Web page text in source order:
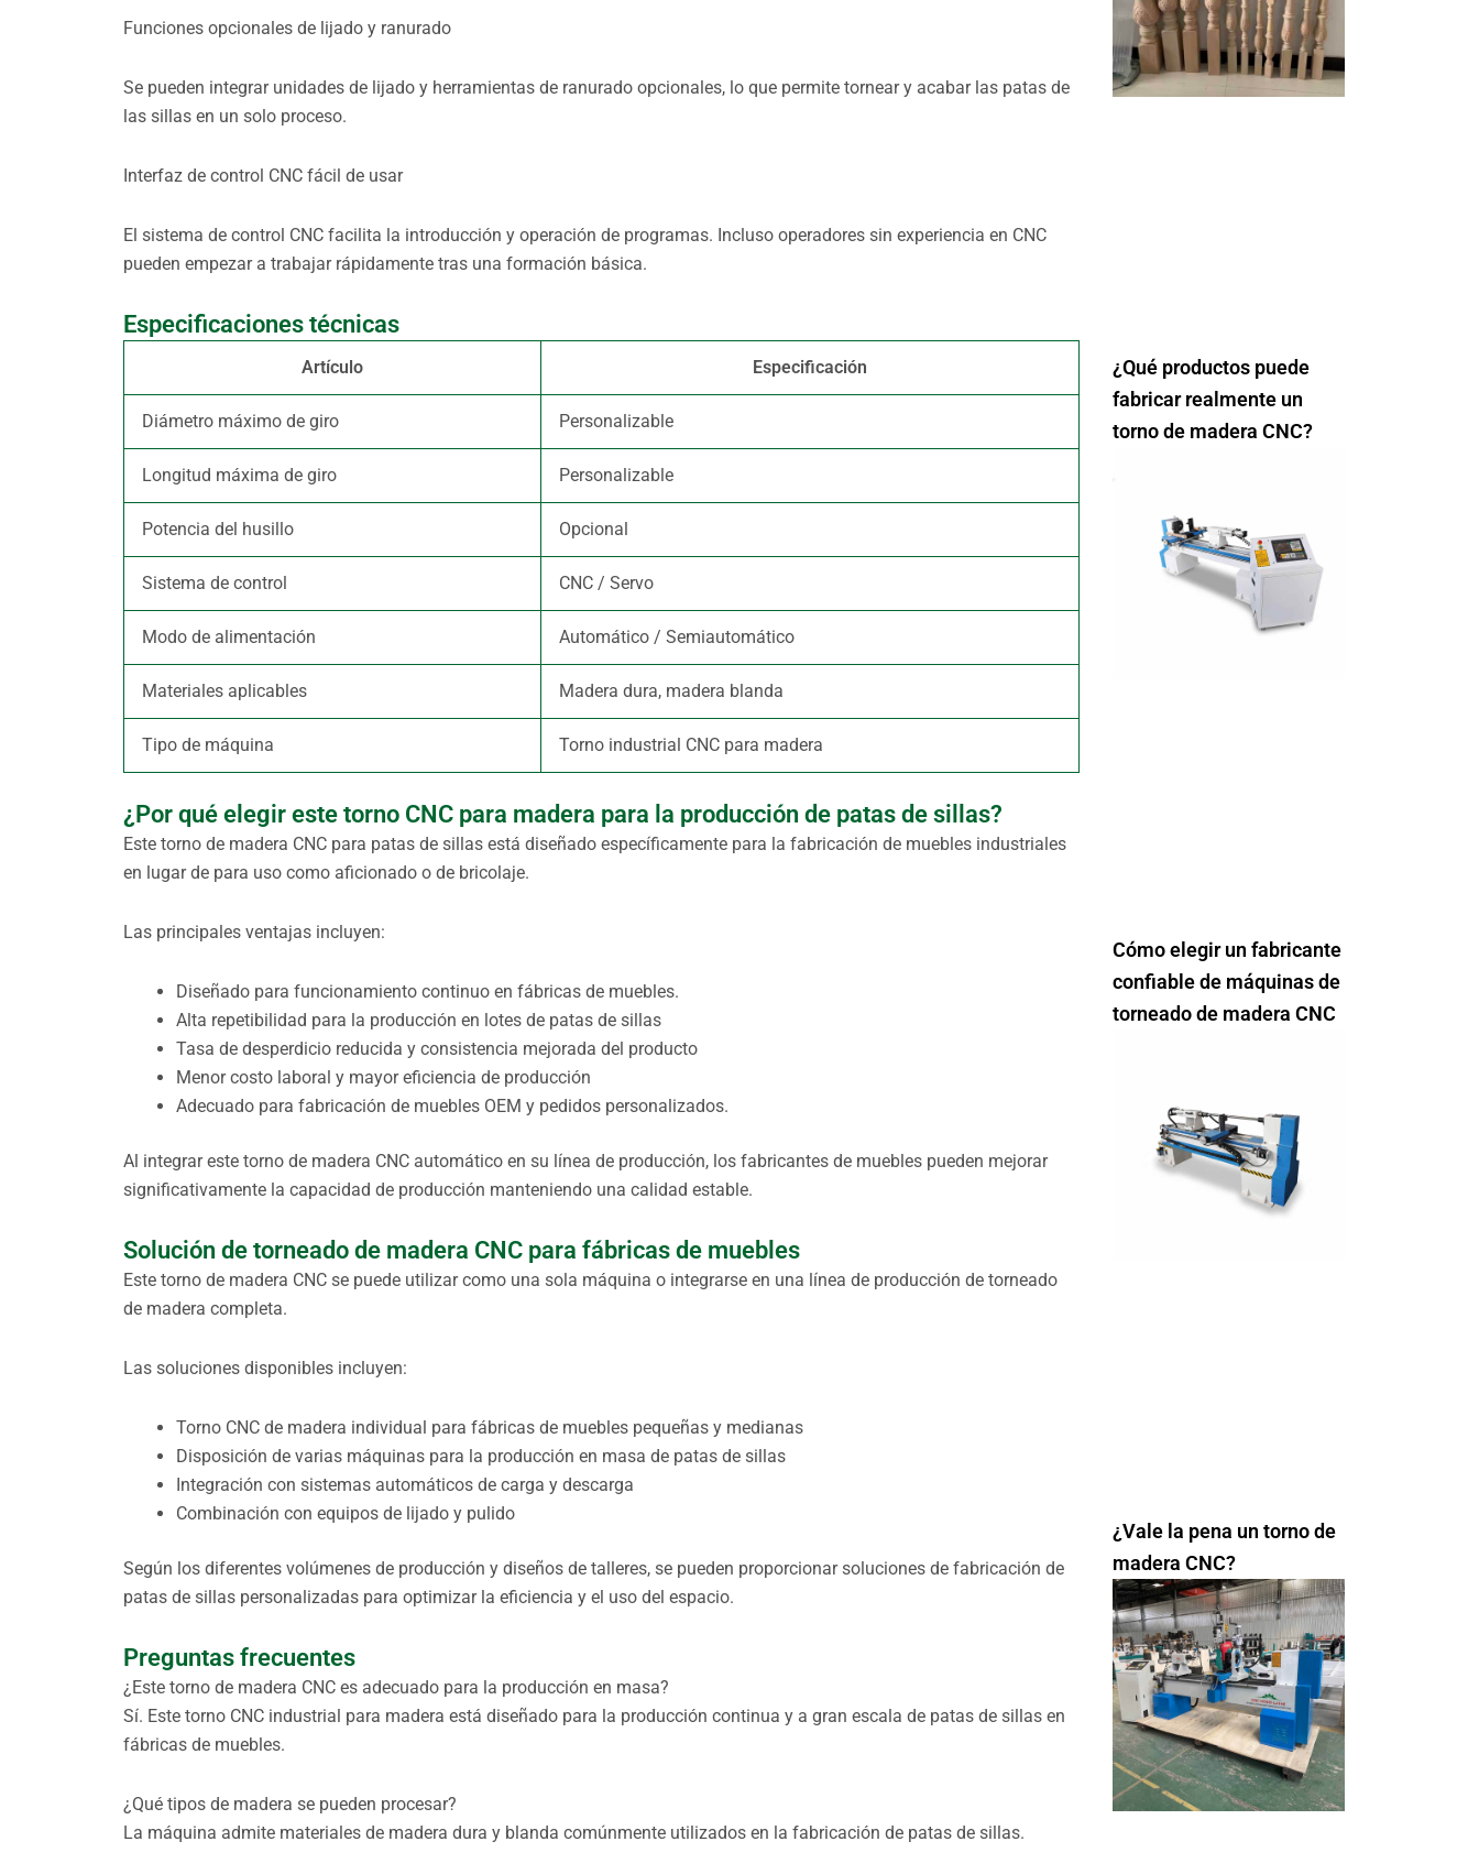
Funciones opcionales de lijado y ranurado
Se pueden integrar unidades de lijado y herramientas de ranurado opcionales, lo que permite tornear y acabar las patas de
las sillas en un solo proceso.
Interfaz de control CNC fácil de usar
El sistema de control CNC facilita la introducción y operación de programas. Incluso operadores sin experiencia en CNC
pueden empezar a trabajar rápidamente tras una formación básica.
Especificaciones técnicas
Artículo Especificación
Diámetro máximo de giro Personalizable
Longitud máxima de giro Personalizable
Potencia del husillo Opcional
Sistema de control CNC / Servo
Modo de alimentación Automático / Semiautomático
Materiales aplicables Madera dura, madera blanda
Tipo de máquina Torno industrial CNC para madera
¿Por qué elegir este torno CNC para madera para la producción de patas de sillas?
Este torno de madera CNC para patas de sillas está diseñado específicamente para la fabricación de muebles industriales
en lugar de para uso como aficionado o de bricolaje.
Las principales ventajas incluyen:
Diseñado para funcionamiento continuo en fábricas de muebles.
Alta repetibilidad para la producción en lotes de patas de sillas
Tasa de desperdicio reducida y consistencia mejorada del producto
Menor costo laboral y mayor eficiencia de producción
Adecuado para fabricación de muebles OEM y pedidos personalizados.
Al integrar este torno de madera CNC automático en su línea de producción, los fabricantes de muebles pueden mejorar
significativamente la capacidad de producción manteniendo una calidad estable.
Solución de torneado de madera CNC para fábricas de muebles
Este torno de madera CNC se puede utilizar como una sola máquina o integrarse en una línea de producción de torneado
de madera completa.
Las soluciones disponibles incluyen:
Torno CNC de madera individual para fábricas de muebles pequeñas y medianas
Disposición de varias máquinas para la producción en masa de patas de sillas
Integración con sistemas automáticos de carga y descarga
Combinación con equipos de lijado y pulido
Según los diferentes volúmenes de producción y diseños de talleres, se pueden proporcionar soluciones de fabricación de
patas de sillas personalizadas para optimizar la eficiencia y el uso del espacio.
Preguntas frecuentes
¿Este torno de madera CNC es adecuado para la producción en masa?
Sí. Este torno CNC industrial para madera está diseñado para la producción continua y a gran escala de patas de sillas en
fábricas de muebles.
¿Qué tipos de madera se pueden procesar?
La máquina admite materiales de madera dura y blanda comúnmente utilizados en la fabricación de patas de sillas.
¿Qué productos puede
fabricar realmente un
torno de madera CNC?
Cómo elegir un fabricante
confiable de máquinas de
torneado de madera CNC
¿Vale la pena un torno de
madera CNC?